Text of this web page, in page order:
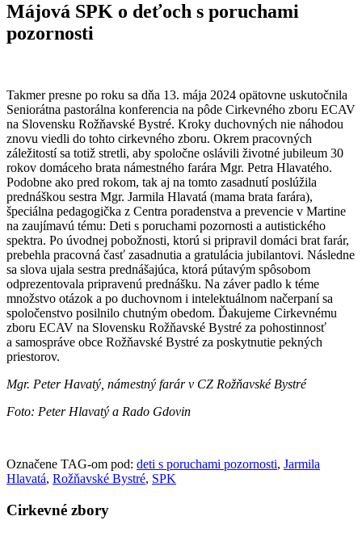
Májová SPK o deťoch s poruchami
pozornosti
Takmer presne po roku sa dňa 13. mája 2024 opätovne uskutočnila
Seniorátna pastorálna konferencia na pôde Cirkevného zboru ECAV
na Slovensku Rožňavské Bystré. Kroky duchovných nie náhodou
znovu viedli do tohto cirkevného zboru. Okrem pracovných
záležitostí sa totiž stretli, aby spoločne oslávili životné jubileum 30
rokov domáceho brata námestného farára Mgr. Petra Hlavatého.
Podobne ako pred rokom, tak aj na tomto zasadnutí poslúžila
prednáškou sestra Mgr. Jarmila Hlavatá (mama brata farára),
špeciálna pedagogička z Centra poradenstva a prevencie v Martine
na zaujímavú tému: Deti s poruchami pozornosti a autistického
spektra. Po úvodnej pobožnosti, ktorú si pripravil domáci brat farár,
prebehla pracovná časť zasadnutia a gratulácia jubilantovi. Následne
sa slova ujala sestra prednášajúca, ktorá pútavým spôsobom
odprezentovala pripravenú prednášku. Na záver padlo k téme
množstvo otázok a po duchovnom i intelektuálnom načerpaní sa
spoločenstvo posilnilo chutným obedom. Ďakujeme Cirkevnému
zboru ECAV na Slovensku Rožňavské Bystré za pohostinnosť
a samospráve obce Rožňavské Bystré za poskytnutie pekných
priestorov.
Mgr. Peter Havatý, námestný farár v CZ Rožňavské Bystré
Foto: Peter Hlavatý a Rado Gdovin
Označene TAG-om pod: deti s poruchami pozornosti, Jarmila
Hlavatá, Rožňavské Bystré, SPK
Cirkevné zbory